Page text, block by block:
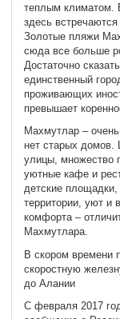
теплым климатом.
здесь
Золотые пляжи
сюда все больше
Достаточно
единственный
проживающих
превышает
Махмутлар –
нет старых домов.
улицы, множество
уютные кафе и
детские
территории, уют и
комфорта –
Махмутлара.
В скором времени
скоростную
до Алании
С февраля 2017